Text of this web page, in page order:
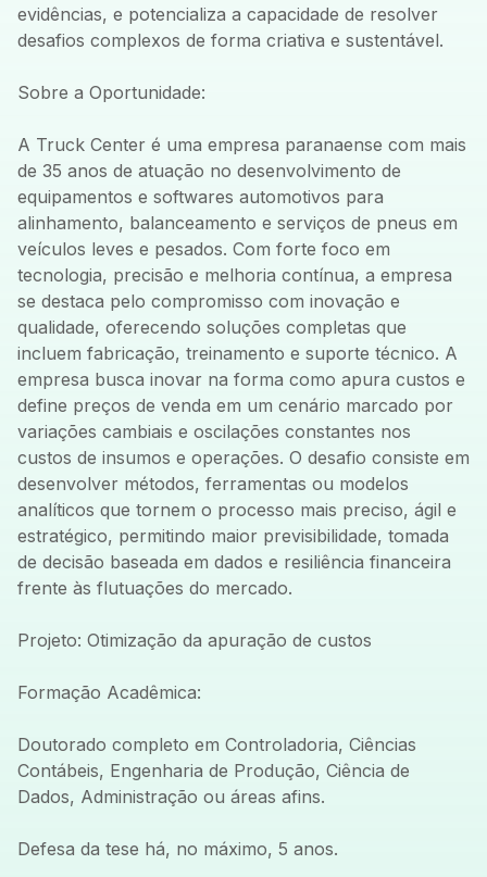
evidências, e potencializa a capacidade de resolver
desafios complexos de forma criativa e sustentável.
Sobre a Oportunidade:
A Truck Center é uma empresa paranaense com mais
de 35 anos de atuação no desenvolvimento de
equipamentos e softwares automotivos para
alinhamento, balanceamento e serviços de pneus em
veículos leves e pesados. Com forte foco em
tecnologia, precisão e melhoria contínua, a empresa
se destaca pelo compromisso com inovação e
qualidade, oferecendo soluções completas que
incluem fabricação, treinamento e suporte técnico. A
empresa busca inovar na forma como apura custos e
define preços de venda em um cenário marcado por
variações cambiais e oscilações constantes nos
custos de insumos e operações. O desafio consiste em
desenvolver métodos, ferramentas ou modelos
analíticos que tornem o processo mais preciso, ágil e
estratégico, permitindo maior previsibilidade, tomada
de decisão baseada em dados e resiliência financeira
frente às flutuações do mercado.
Projeto: Otimização da apuração de custos
Formação Acadêmica:
Doutorado completo em Controladoria, Ciências
Contábeis, Engenharia de Produção, Ciência de
Dados, Administração ou áreas afins.
Defesa da tese há, no máximo, 5 anos.